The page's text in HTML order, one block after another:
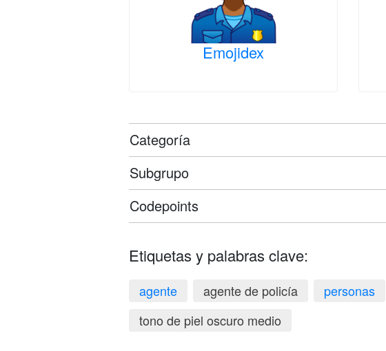
Emojidex
Categoría
Subgrupo
Codepoints
Etiquetas y palabras clave:
agente agente de policía personas
tono de piel oscuro medio